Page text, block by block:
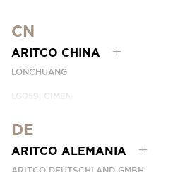
CN
ARITCO CHINA
LONCHUANG
LG059, CIMEN
SHANGHAI, CHINA
EMAIL:INFO.CHINA@ARITCO.COM
NÚMERO DE TELÉFONO: +86 400 6233
DE
ARITCO ALEMANIA